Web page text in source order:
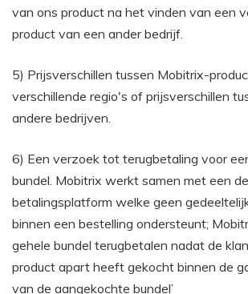
van ons product na het vinden van een
product van een ander bedrijf.
5) Prijsverschillen tussen Mobitrix-
verschillende regio's of prijsverschillen
andere bedrijven.
6) Een verzoek tot terugbetaling voor
bundel. Mobitrix werkt samen met een
betalingsplatform welke geen
binnen een bestelling ondersteunt;
gehele bundel terugbetalen nadat de
product apart heeft gekocht binnen de
van de aangekochte bundel’